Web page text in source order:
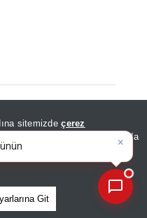
sitemizdeçerez
KVKK ve GDPR kapsamında
Aydınlatma Metnimizi
Git
Google
×
öne çıkan manşetleri
nel